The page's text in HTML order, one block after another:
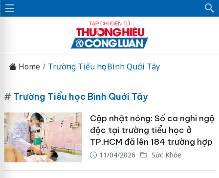
Home Trường Tiểu học Bình Quới Tây
# Trường Tiểu học Bình Quới Tây
Cập nhật nóng: Số ca nghi ngộ
độc tại trường tiểu học ở
TP.HCM đã lên 184 trường hợp
11/04/2026 Sức Khỏe